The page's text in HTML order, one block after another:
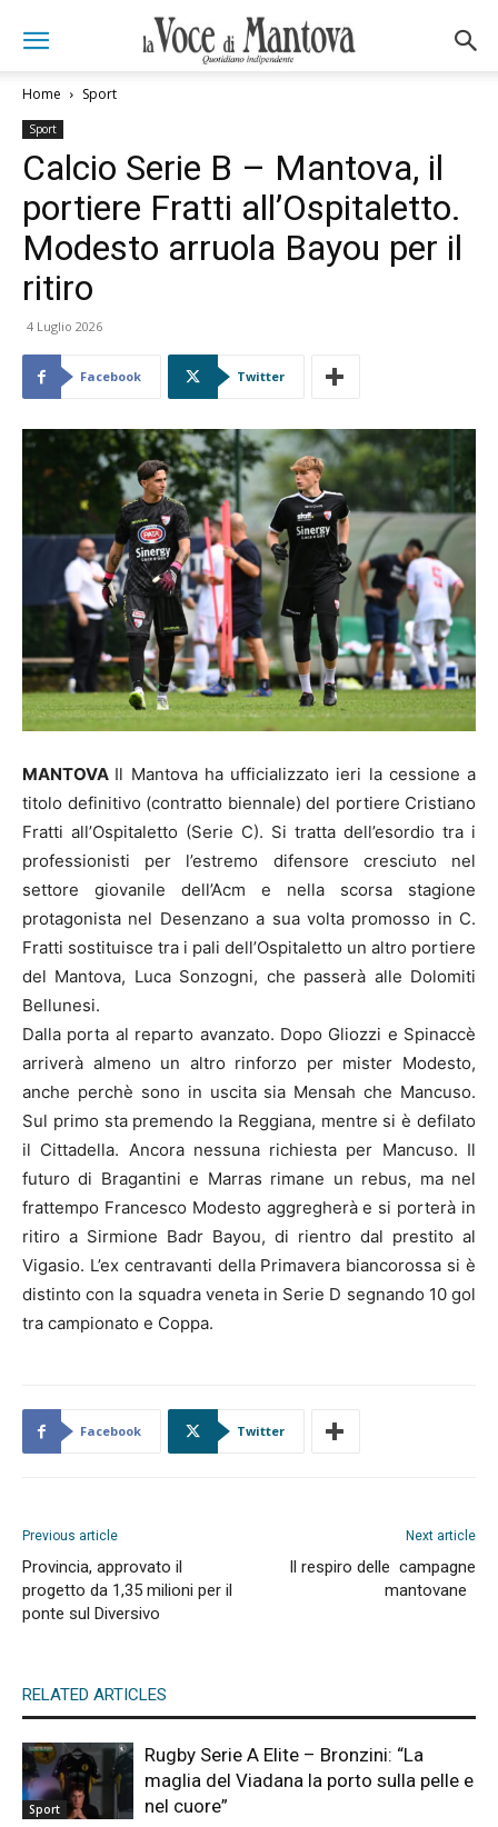
Home Sport
Sport
Calcio Serie B – Mantova, il
portiere Fratti all’Ospitaletto.
Modesto arruola Bayou per il
ritiro
4 Luglio 2026
Facebook Twitter
MANTOVA Il Mantova ha ufficializzato ieri la cessione a
titolo definitivo (contratto biennale) del portiere Cristiano
Fratti all’Ospitaletto (Serie C). Si tratta dell’esordio tra i
professionisti per l’estremo difensore cresciuto nel
settore giovanile dell’Acm e nella scorsa stagione
protagonista nel Desenzano a sua volta promosso in C.
Fratti sostituisce tra i pali dell’Ospitaletto un altro portiere
del Mantova, Luca Sonzogni, che passerà alle Dolomiti
Bellunesi.
Dalla porta al reparto avanzato. Dopo Gliozzi e Spinaccè
arriverà almeno un altro rinforzo per mister Modesto,
anche perchè sono in uscita sia Mensah che Mancuso.
Sul primo sta premendo la Reggiana, mentre si è defilato
il Cittadella. Ancora nessuna richiesta per Mancuso. Il
futuro di Bragantini e Marras rimane un rebus, ma nel
frattempo Francesco Modesto aggregherà e si porterà in
ritiro a Sirmione Badr Bayou, di rientro dal prestito al
Vigasio. L’ex centravanti della Primavera biancorossa si è
distinto con la squadra veneta in Serie D segnando 10 gol
tra campionato e Coppa.
Facebook Twitter
Previous article
Provincia, approvato il
progetto da 1,35 milioni per il
ponte sul Diversivo
Next article
Il respiro delle campagne
mantovane
RELATED ARTICLES
Sport
Rugby Serie A Elite – Bronzini: “La
maglia del Viadana la porto sulla pelle e
nel cuore”